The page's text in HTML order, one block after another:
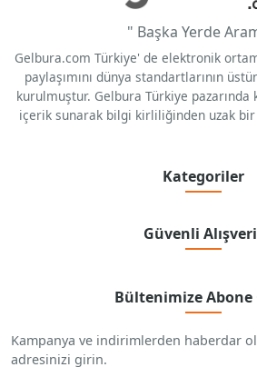
" Başka Yerde
Gelbura.com Türkiye' de elektronik
paylaşımını dünya standartlarının
kurulmuştur. Gelbura Türkiye
içerik sunarak bilgi kirliliğinden uzak
Kategoriler
Güvenli
Bültenimize Abone
Kampanya ve indirimlerden haberdar
adresinizi girin.